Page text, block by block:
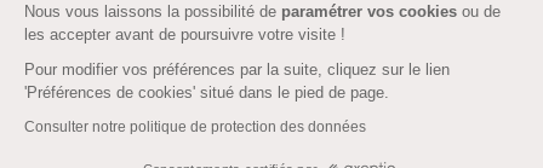
Nous vous laissons la possibilité de paramétrer vos cookies ou de
les accepter avant de poursuivre votre visite !
Pour modifier vos préférences par la suite, cliquez sur le lien
'Préférences de cookies' situé dans le pied de page.
Consulter notre politique de protection des données